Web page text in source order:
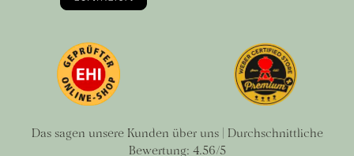
Das sagen unsere Kunden über uns | Durchschnittliche
Bewertung: 4.56/5